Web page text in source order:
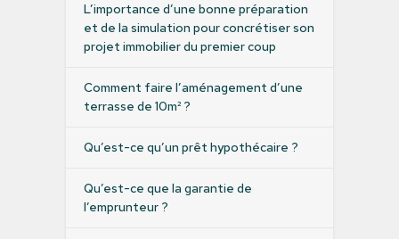
L’importance d’une bonne préparation
et de la simulation pour concrétiser son
projet immobilier du premier coup
Comment faire l’aménagement d’une
terrasse de 10m² ?
Qu’est-ce qu’un prêt hypothécaire ?
Qu’est-ce que la garantie de
l’emprunteur ?